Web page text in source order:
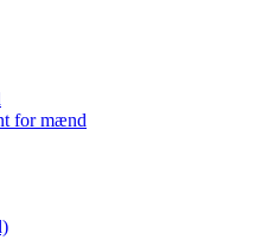
for mænd